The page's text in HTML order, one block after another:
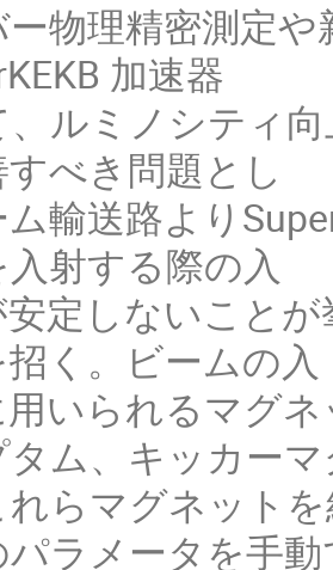
物理精密測定
加速器
、ルミノシティ
べき問題とし
輸送路より
射する際の入
定しないこと
く。ビームの入
いられるマグ
タム、キッカー
れらマグネット
パラメータを手